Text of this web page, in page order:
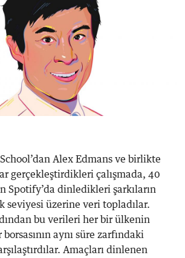
Alex Edmans ve birlikte
gerçekleştirdikleri çalışmada, 40
Spotify’da dinledikleri şarkıların
seviyesi üzerine veri topladılar.
bu verileri her bir ülkenin
aynı süre zarfındaki
Amaçları dinlenen